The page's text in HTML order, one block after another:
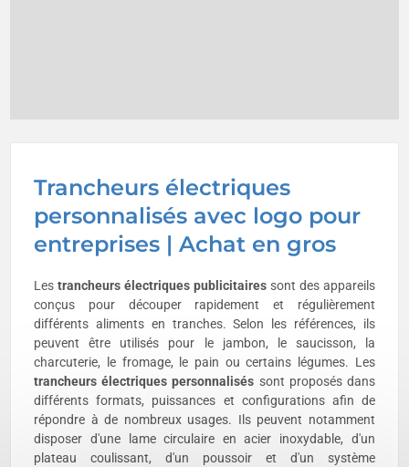
Trancheurs électriques
personnalisés avec logo pour
entreprises | Achat en gros
Lestrancheurs électriques publicitaires sont des appareils
conçus pour découper rapidement et régulièrement
différents aliments en tranches. Selon les références, ils
peuvent être utilisés pour le jambon, le saucisson, la
charcuterie, le fromage, le pain ou certains légumes. Les
trancheurs électriques personnalisés sont proposés dans
différents formats, puissances et configurations afin de
répondre à de nombreux usages. Ils peuvent notamment
disposer d'une lame circulaire en acier inoxydable, d'un
plateau coulissant, d'un poussoir et d'un système